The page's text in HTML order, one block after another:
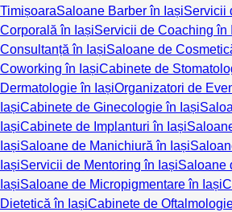
TimișoaraSaloane Barber în IașiServicii
Corporală în IașiServicii de Coaching în
Consultanță în IașiSaloane de
Coworking în IașiCabinete de
Dermatologie în IașiOrganizatori de
IașiCabinete de Ginecologie în Iași
IașiCabinete de Implanturi în Iași
IașiSaloane de Manichiură în Iași
IașiServicii de Mentoring în IașiSaloane
IașiSaloane de Micropigmentare în Iași
Dietetică în IașiCabinete de